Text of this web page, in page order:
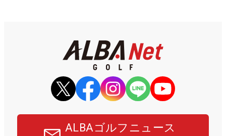
ALBAゴルフニュース